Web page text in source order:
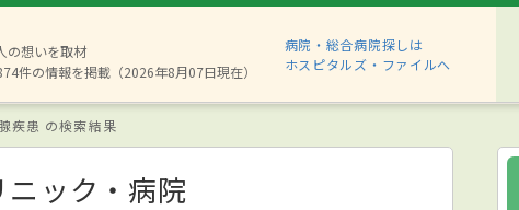
の想いを取材
件の情報を掲載（2026年8月07日現在）
病院・総合病院探しは
ホスピタルズ・ファイルへ
疾患 の検索結果
ニック・病院